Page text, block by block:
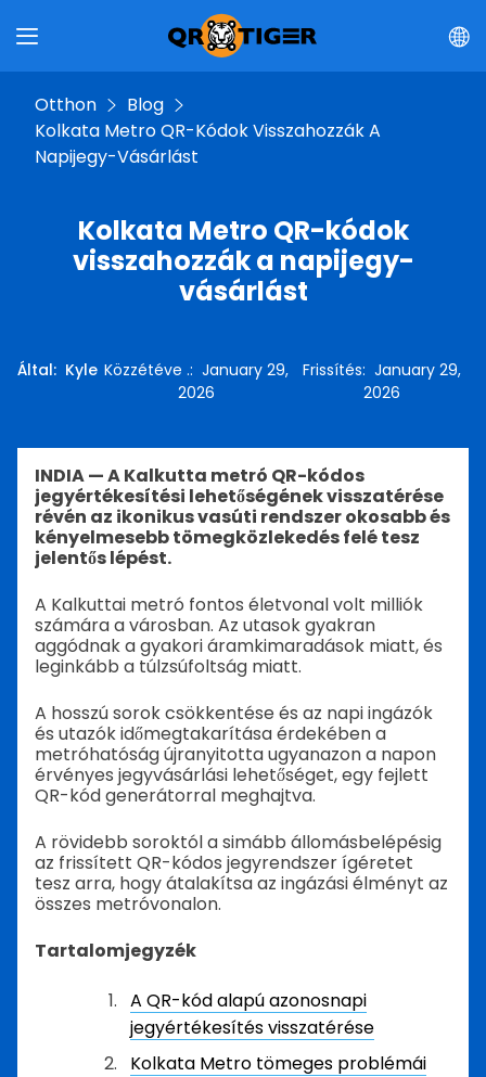
Otthon
Blog
Kolkata Metro QR-Kódok Visszahozzák A
Napijegy-Vásárlást
Kolkata Metro QR-kódok
visszahozzák a napijegy-
vásárlást
Által: Kyle Közzétéve .: January 29,
2026
Frissítés: January 29,
2026
INDIA — A Kalkutta metró QR-kódos
jegyértékesítési lehetőségének visszatérése
révén az ikonikus vasúti rendszer okosabb és
kényelmesebb tömegközlekedés felé tesz
jelentős lépést.
A Kalkuttai metró fontos életvonal volt milliók
számára a városban. Az utasok gyakran
aggódnak a gyakori áramkimaradások miatt, és
leginkább a túlzsúfoltság miatt.
A hosszú sorok csökkentése és az napi ingázók
és utazók időmegtakarítása érdekében a
metróhatóság újranyitotta ugyanazon a napon
érvényes jegyvásárlási lehetőséget, egy fejlett
QR-kód generátorral meghajtva.
A rövidebb soroktól a simább állomásbelépésig
az frissített QR-kódos jegyrendszer ígéretet
tesz arra, hogy átalakítsa az ingázási élményt az
összes metróvonalon.
Tartalomjegyzék
A QR-kód alapú azonosnapi
jegyértékesítés visszatérése
Kolkata Metro tömeges problémái